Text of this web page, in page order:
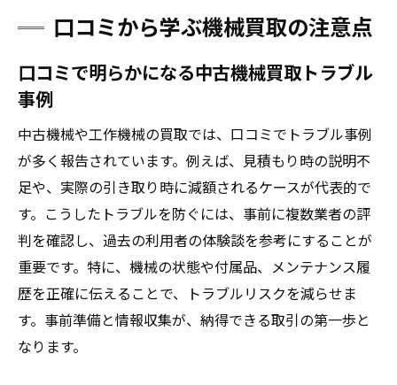
口コミから学ぶ機械買取の注意点
口コミで明らかになる中古機械買取トラブル
事例
中古機械や工作機械の買取では、口コミでトラブル事例
が多く報告されています。例えば、見積もり時の説明不
足や、実際の引き取り時に減額されるケースが代表的で
す。こうしたトラブルを防ぐには、事前に複数業者の評
判を確認し、過去の利用者の体験談を参考にすることが
重要です。特に、機械の状態や付属品、メンテナンス履
歴を正確に伝えることで、トラブルリスクを減らせま
す。事前準備と情報収集が、納得できる取引の第一歩と
なります。